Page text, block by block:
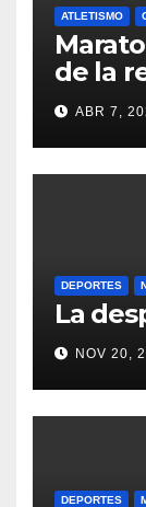
ATLETISMO
de la
ABR 7,
DEPORTES
La
NOV 20,
DEPORTES